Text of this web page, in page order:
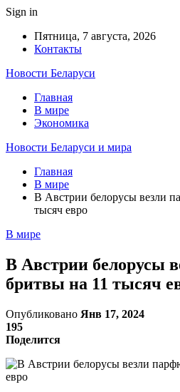
Sign in
Пятница, 7 августа, 2026
Контакты
Новости Беларуси
Главная
В мире
Экономика
Новости Беларуси и мира
Главная
В мире
В Австрии белорусы везли
тысяч евро
В мире
В Австрии белорусы
бритвы на 11 тысяч
Опубликовано Янв 17, 2024
195
Поделится